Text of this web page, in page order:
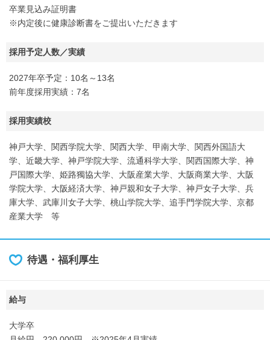
卒業見込み証明書
※内定後に健康診断書をご提出いただきます
採用予定人数／実績
2027年卒予定：10名～13名
前年度採用実績：7名
採用実績校
神戸大学、関西学院大学、関西大学、甲南大学、関西外国語大
学、近畿大学、神戸学院大学、流通科学大学、関西国際大学、神
戸国際大学、姫路獨協大学、大阪産業大学、大阪商業大学、大阪
学院大学、大阪経済大学、神戸親和女子大学、神戸女子大学、兵
庫大学、武庫川女子大学、桃山学院大学、追手門学院大学、京都
産業大学 等
待遇・福利厚生
給与
大学卒